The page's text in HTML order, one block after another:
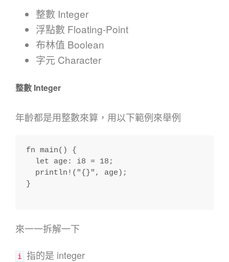
整數 Integer
浮點數 Floating-Point
布林值 Boolean
字元 Character
整數 Integer
年齡都是用整數來算，用以下範例來舉例
fn main() {
  let age: i8 = 18;
  println!("{}", age);
}
來一一拆解一下
i 指的是 integer